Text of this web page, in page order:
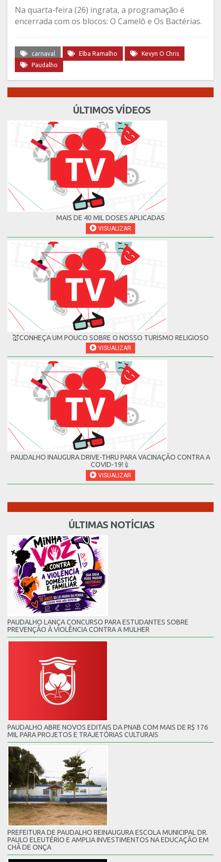
Na quarta-feira (26) ingrata, a programação é
encerrada com os blocos: O Camelô e Os Bactérias.
carnaval Elba Ramalho
Kevyn O Chris
Paudalho
ÚLTIMOS VÍDEOS
MAIS DE 40 MIL DOSES APLICADAS
VISUALIZAR
💒CONHEÇA UM POUCO SOBRE O NOSSO TURISMO RELIGIOSO
VISUALIZAR
PAUDALHO INAUGURA DRIVE-THRU PARA VACINAÇÃO CONTRA A
COVID-19!💉
VISUALIZAR
ÚLTIMAS NOTÍCIAS
PAUDALHO LANÇA CONCURSO PARA ESTUDANTES SOBRE
PREVENÇÃO À VIOLÊNCIA CONTRA A MULHER
PAUDALHO ABRE NOVOS EDITAIS DA PNAB COM MAIS DE R$ 176
MIL PARA PROJETOS E TRAJETÓRIAS CULTURAIS
PREFEITURA DE PAUDALHO REINAUGURA ESCOLA MUNICIPAL DR.
PAULO ELEUTÉRIO E AMPLIA INVESTIMENTOS NA EDUCAÇÃO EM
CHÃ DE ONÇA